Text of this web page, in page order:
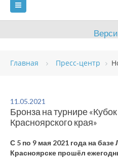
ГЛАВНАЯ СВЕДЕНИЯ ОБ
ОБЪЕКТЫ
ОЦЕНКА КАЧЕСТВА
ПЛАТНЫЕ УСЛУГИ
Главная Пресс-центр
11.05.2021
Бронза на турнире
Красноярского края»
С 5 по 9 мая 2021 года на
Красноярске прошёл